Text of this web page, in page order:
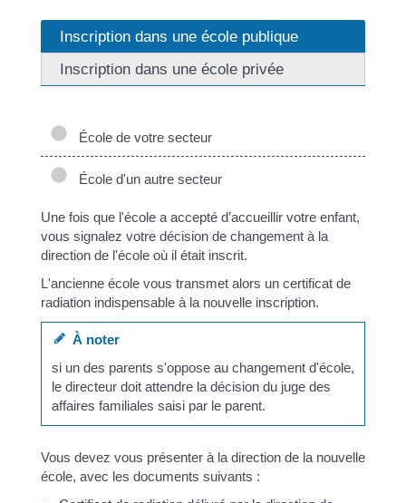
Inscription dans une école publique
Inscription dans une école privée
École de votre secteur
École d'un autre secteur
Une fois que l'école a accepté d’accueillir votre enfant,
vous signalez votre décision de changement à la
direction de l'école où il était inscrit.
L'ancienne école vous transmet alors un certificat de
radiation indispensable à la nouvelle inscription.
À noter
si un des parents s'oppose au changement d'école,
le directeur doit attendre la décision du juge des
affaires familiales saisi par le parent.
Vous devez vous présenter à la direction de la nouvelle
école, avec les documents suivants :